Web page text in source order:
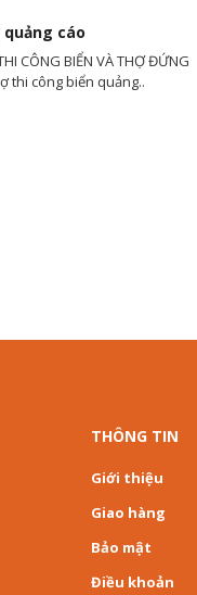
cáo
CÔNG BIỂN VÀ THỢ ĐỨNG
thi công biển quảng..
THÔNG TIN
Giới thiệu
Giao hàng
Bảo mật
Điều khoản